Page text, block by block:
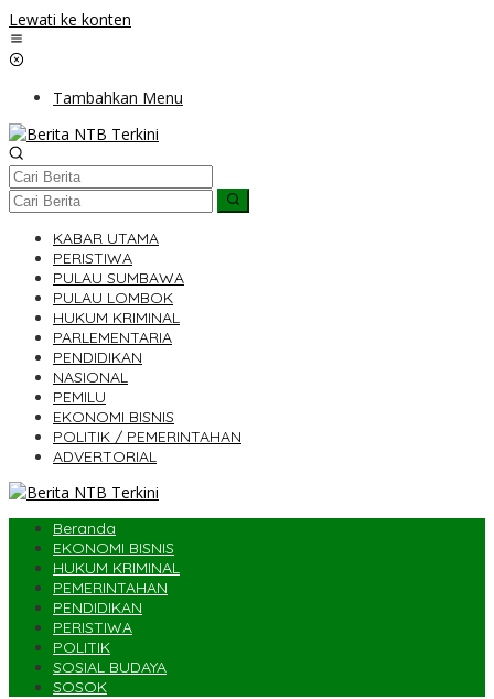
Lewati ke konten
Tambahkan Menu
KABAR UTAMA
PERISTIWA
PULAU SUMBAWA
PULAU LOMBOK
HUKUM KRIMINAL
PARLEMENTARIA
PENDIDIKAN
NASIONAL
PEMILU
EKONOMI BISNIS
POLITIK / PEMERINTAHAN
ADVERTORIAL
Beranda
EKONOMI BISNIS
HUKUM KRIMINAL
PEMERINTAHAN
PENDIDIKAN
PERISTIWA
POLITIK
SOSIAL BUDAYA
SOSOK